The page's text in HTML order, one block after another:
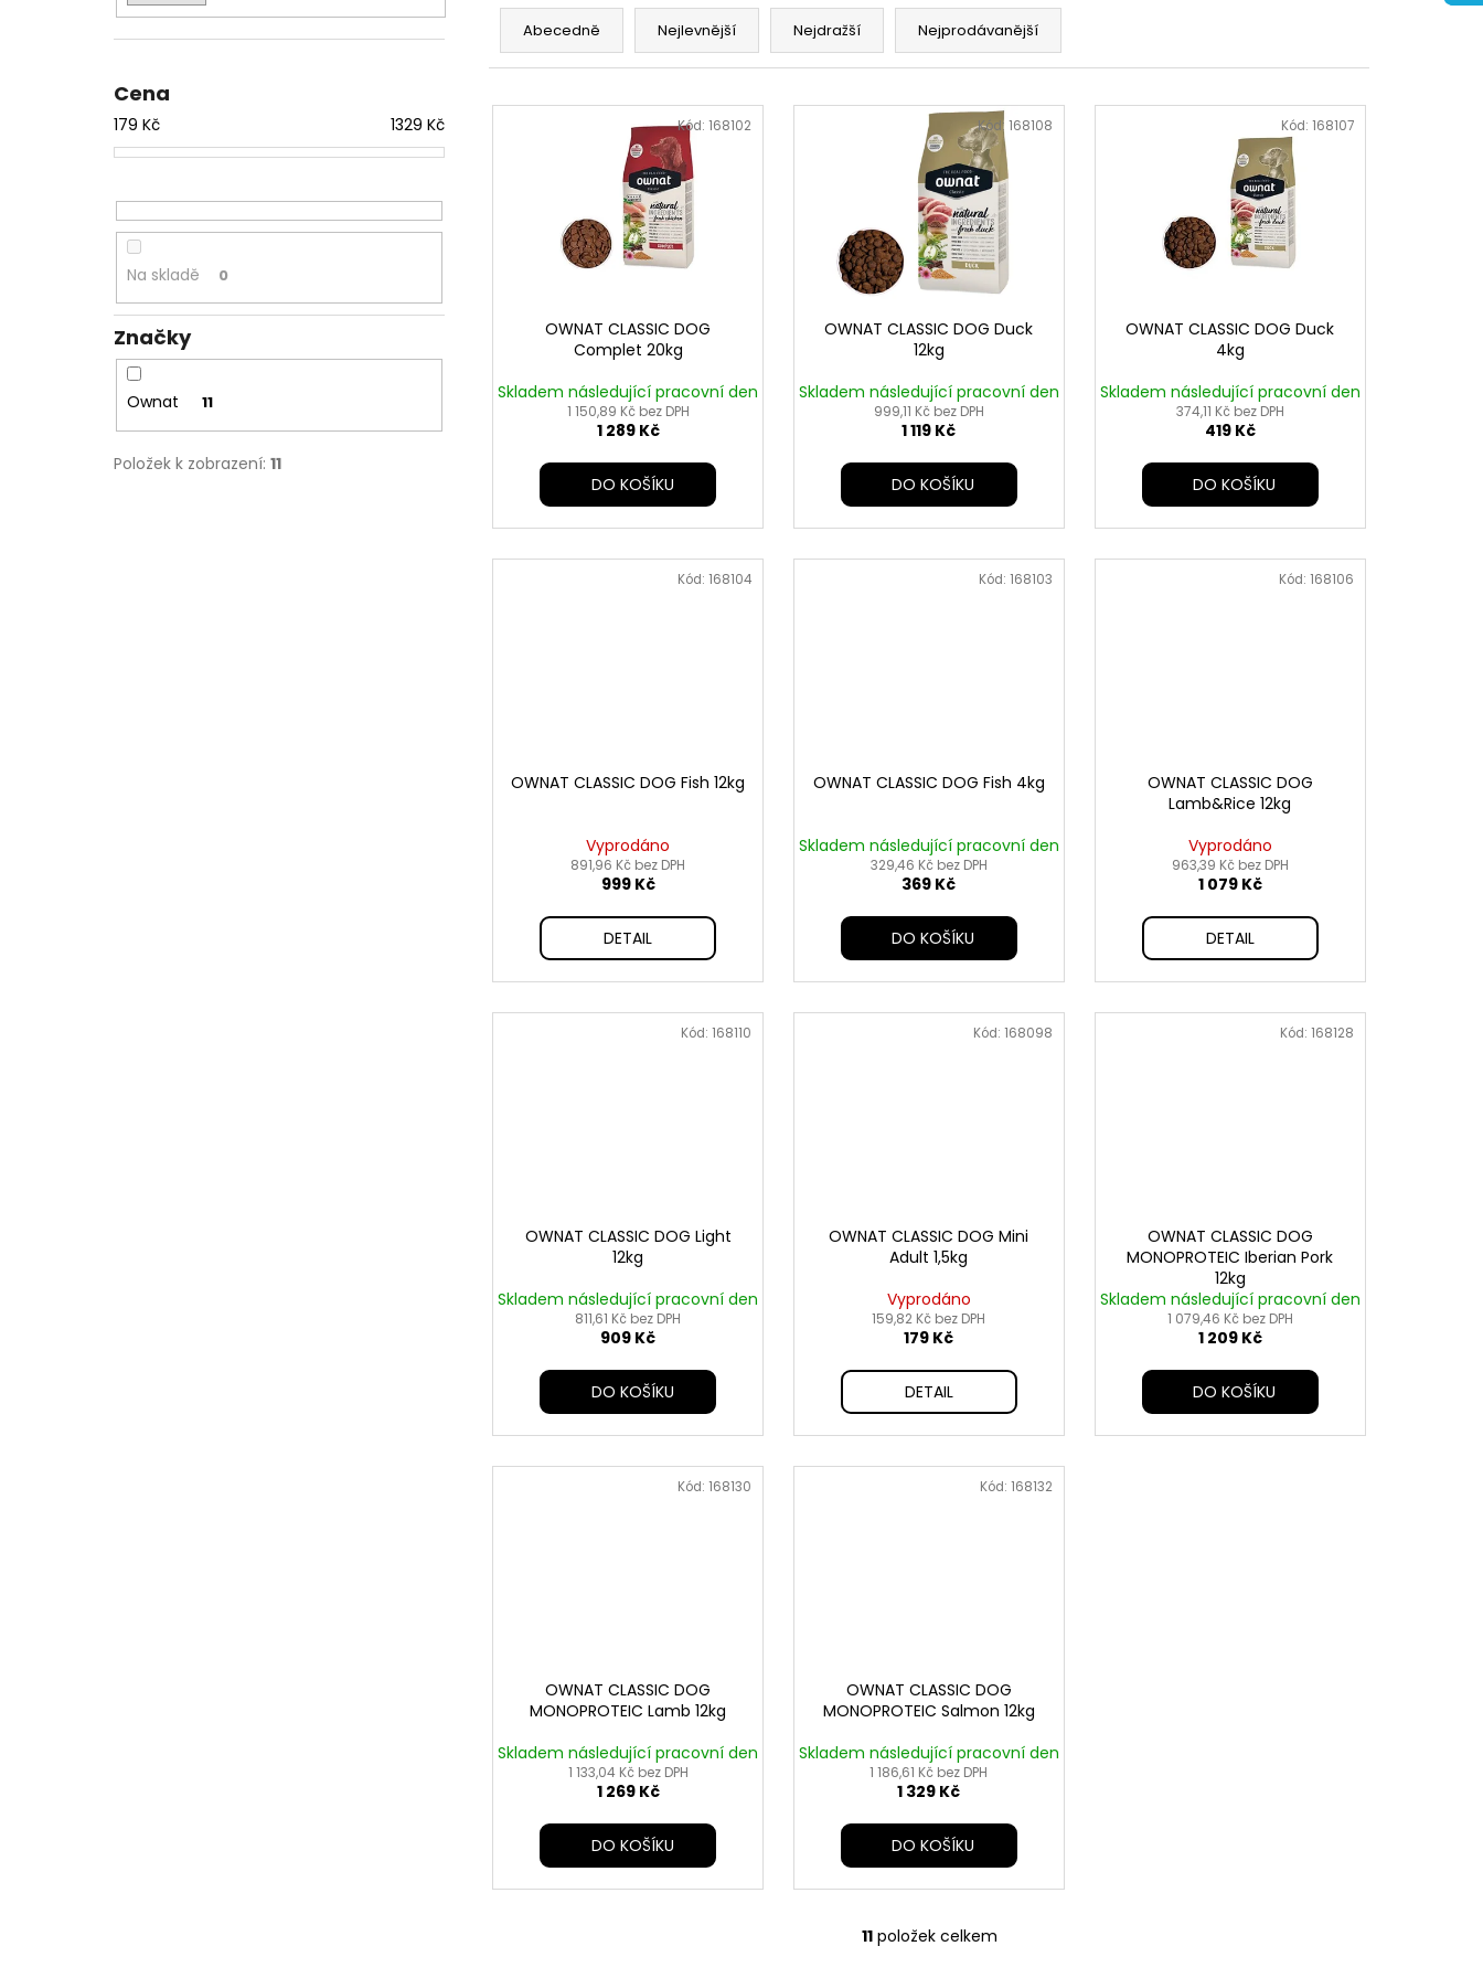
Cena
179 Kč 1329 Kč
Na skladě 0
Značky
Ownat 11
Položek k zobrazení: 11
z
ů
Abecedně Nejlevnější Nejdražší Nejprodávanější
V
k
OWNAT CLASSIC DOG
Complet 20kg
Skladem následující pracovní den
1 150,89 Kč bez DPH
1 289 Kč
DO KOŠÍKU
Kód:168102
OWNAT CLASSIC DOG Duck
12kg
Skladem následující pracovní den
999,11 Kč bez DPH
1 119 Kč
DO KOŠÍKU
Kód: 168108
OWNAT CLASSIC DOG Duck
4kg
Skladem následující pracovní den
374,11 Kč bez DPH
419 Kč
DO KOŠÍKU
Kód: 168107
OWNAT CLASSIC DOG Fish 12kg
Vyprodáno
891,96 Kč bez DPH
999 Kč
DETAIL
Kód:168104
OWNAT CLASSIC DOG Fish 4kg
Skladem následující pracovní den
329,46 Kč bez DPH
369 Kč
DO KOŠÍKU
Kód: 168103
OWNAT CLASSIC DOG
Lamb&Rice 12kg
Vyprodáno
963,39 Kč bez DPH
1 079 Kč
DETAIL
Kód: 168106
OWNAT CLASSIC DOG Light
12kg
Skladem následující pracovní den
811,61 Kč bez DPH
909 Kč
DO KOŠÍKU
Kód:168110
OWNAT CLASSIC DOG Mini
Adult 1,5kg
Vyprodáno
159,82 Kč bez DPH
179 Kč
DETAIL
Kód: 168098
OWNAT CLASSIC DOG
MONOPROTEIC Iberian Pork
12kg
Skladem následující pracovní den
1 079,46 Kč bez DPH
1 209 Kč
DO KOŠÍKU
Kód: 168128
OWNAT CLASSIC DOG
MONOPROTEIC Lamb 12kg
Skladem následující pracovní den
1 133,04 Kč bez DPH
1 269 Kč
DO KOŠÍKU
Kód:168130
OWNAT CLASSIC DOG
MONOPROTEIC Salmon 12kg
Skladem následující pracovní den
1 186,61 Kč bez DPH
1 329 Kč
DO KOŠÍKU
Kód: 168132
O
11položek celkem